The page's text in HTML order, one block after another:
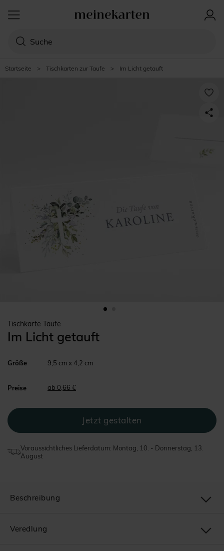
Startseite > Tischkarten zur Taufe > Im Licht getauft
Tischkarte Taufe
Im Licht getauft
Größe 9,5 cm x 4,2 cm
Preise ab 0,66 €
Voraussichtliches Lieferdatum: Montag, 10. - Donnerstag, 13.
August
Beschreibung
Veredlung